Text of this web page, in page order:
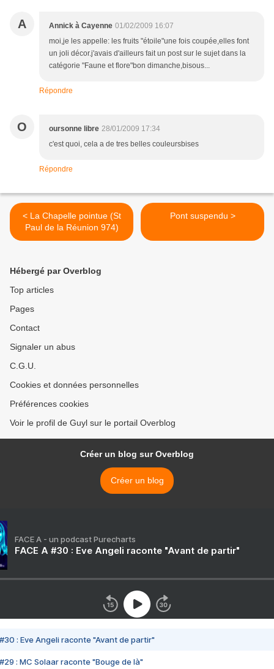
A Annick à Cayenne 01/02/2009 16:07
moi,je les appelle: les fruits "étoile"une fois coupée,elles font
un joli décor.j'avais d'ailleurs fait un post sur le sujet dans la
catégorie "Faune et flore"bon dimanche,bisous...
Répondre
O oursonne libre 28/01/2009 17:34
c'est quoi, cela a de tres belles couleursbises
Répondre
< La Chapelle pointue (St
Paul de la Réunion 974)
Pont suspendu >
Hébergé par Overblog
Top articles
Pages
Contact
Signaler un abus
C.G.U.
Cookies et données personnelles
Préférences cookies
Voir le profil de Guyl sur le portail Overblog
Créer un blog sur Overblog
Créer un blog
FACE A - un podcast Purecharts
FACE A #30 : Eve Angeli raconte "Avant de partir"
#30 : Eve Angeli raconte "Avant de partir"
#29 : MC Solaar raconte "Bouge de là"